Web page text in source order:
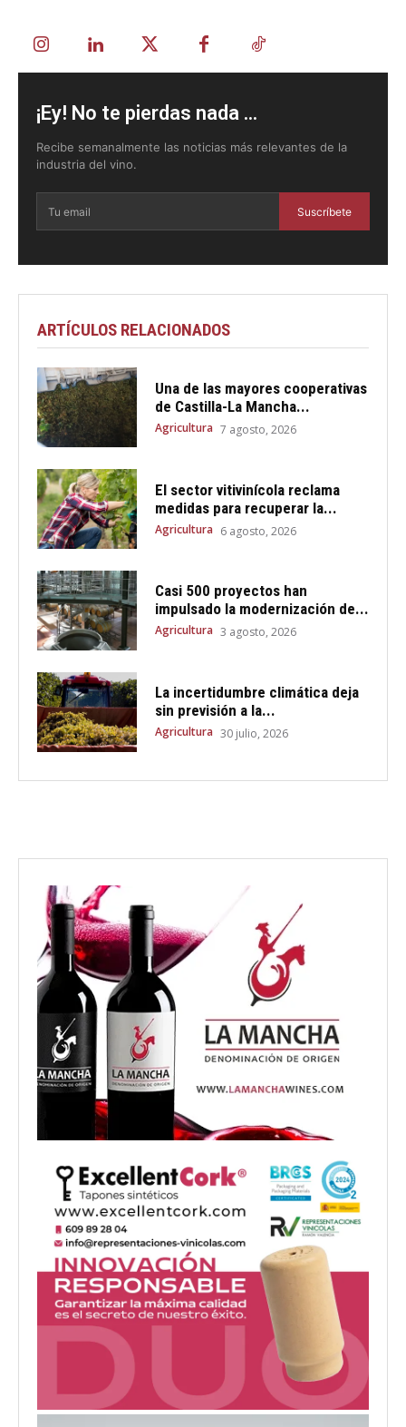
¡Ey! No te pierdas nada ...
Recibe semanalmente las noticias más relevantes de la
industria del vino.
Suscríbete
ARTÍCULOS RELACIONADOS
Una de las mayores cooperativas
de Castilla-La Mancha...
Agricultura 7 agosto, 2026
El sector vitivinícola reclama
medidas para recuperar la...
Agricultura 6 agosto, 2026
Casi 500 proyectos han
impulsado la modernización de...
Agricultura 3 agosto, 2026
La incertidumbre climática deja
sin previsión a la...
Agricultura 30 julio, 2026